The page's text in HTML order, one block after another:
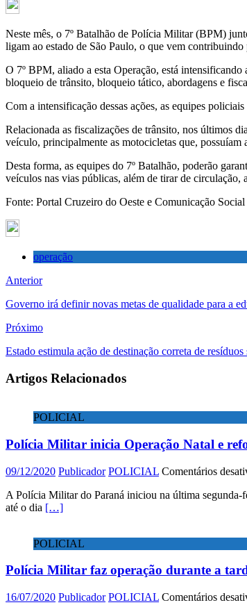
Neste mês, o 7º Batalhão de Polícia Militar (BPM)
ligam ao estado de São Paulo, o que vem
O 7º BPM, aliado a esta Operação, está
bloqueio de trânsito, bloqueio tático, abordagens e
Com a intensificação dessas ações, as equipes
Relacionada as fiscalizações de trânsito, nos últimos
veículo, principalmente as motocicletas que,
Desta forma, as equipes do 7º Batalhão, poderão
veículos nas vias públicas, além de tirar de
Fonte: Portal Cruzeiro do Oeste e Comunicação
operação
Anterior
Governo irá definir novas metas de qualidade para a
Próximo
Estado estimula ação de destinação correta de resíduos
Artigos Relacionados
POLICIAL
Polícia Militar inicia Operação Natal e
09/12/2020 Publicador POLICIAL Comentários
A Polícia Militar do Paraná iniciou na última segunda-
até o dia […]
POLICIAL
Polícia Militar faz operação durante a
16/07/2020 Publicador POLICIAL Comentários